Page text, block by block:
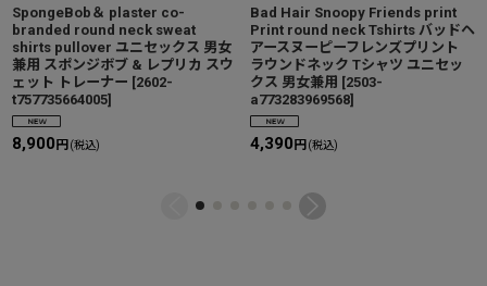
SpongeBob＆ plaster co-
branded round neck sweat
shirts pullover ユニセックス 男女
兼用 スポンジボブ & レプリカ スウ
ェット トレーナー [2602-
t757735664005]
8,900 円 (税込)
Bad Hair Snoopy Friends print
Print round neck Tshirts バッドヘ
アースヌーピーフレンズプリント
ラウンドネック Tシャツ ユニセッ
クス 男女兼用 [2503-
a773283969568]
4,390 円 (税込)